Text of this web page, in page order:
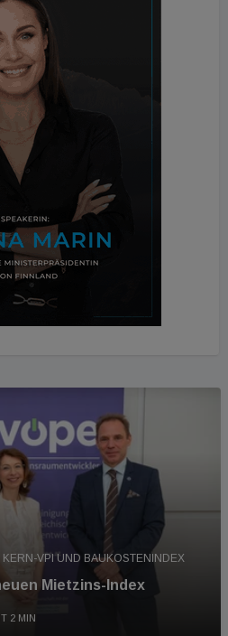
VPI UND BAUKOSTENINDEX
Mietzins-Index
2 MIN